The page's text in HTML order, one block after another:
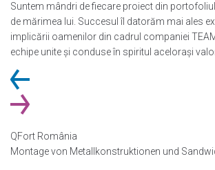
Suntem mândri de fiecare proiect din
de mărimea lui. Succesul îl datorăm mai ales
implicării oamenilor din cadrul companiei
echipe unite și conduse în spiritul acelorași
QFort România
Montage von Metallkonstruktionen und